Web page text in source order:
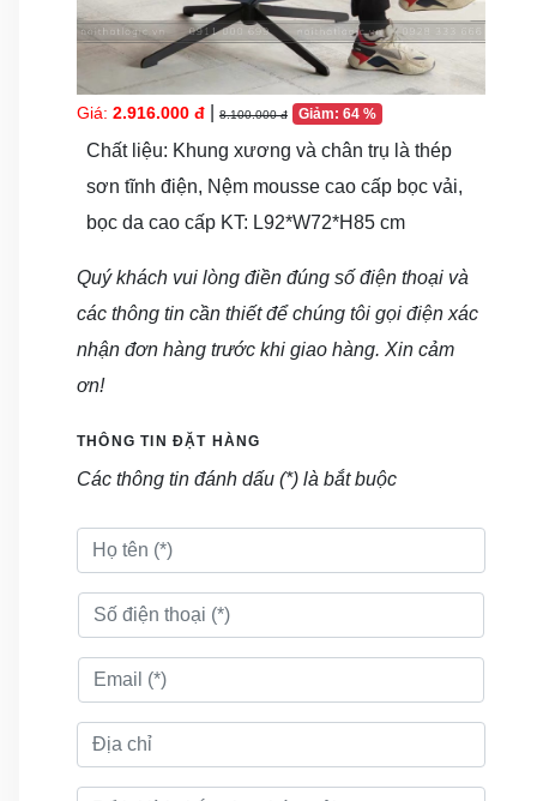
Giá: 2.916.000 đ 8.100.000 đ Giảm: 64 %
Chất liệu: Khung xương và chân trụ là thép
sơn tĩnh điện, Nệm mousse cao cấp bọc vải,
bọc da cao cấp KT: L92*W72*H85 cm
Quý khách vui lòng điền đúng số điện thoại và
các thông tin cần thiết để chúng tôi gọi điện xác
nhận đơn hàng trước khi giao hàng. Xin cảm
ơn!
THÔNG TIN ĐẶT HÀNG
Các thông tin đánh dấu (*) là bắt buộc